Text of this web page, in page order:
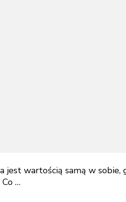
jest wartością samą w
Co …